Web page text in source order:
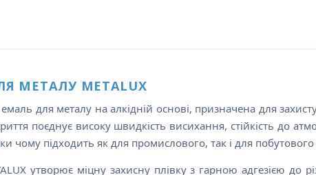
МЕТАЛУ METALUX
для металу на алкідній основі, призначена для
поєднує високу швидкість висихання, стійкість до
чому підходить як для промислового, так і для побутового
утворює міцну захисну плівку з гарною адгезією до